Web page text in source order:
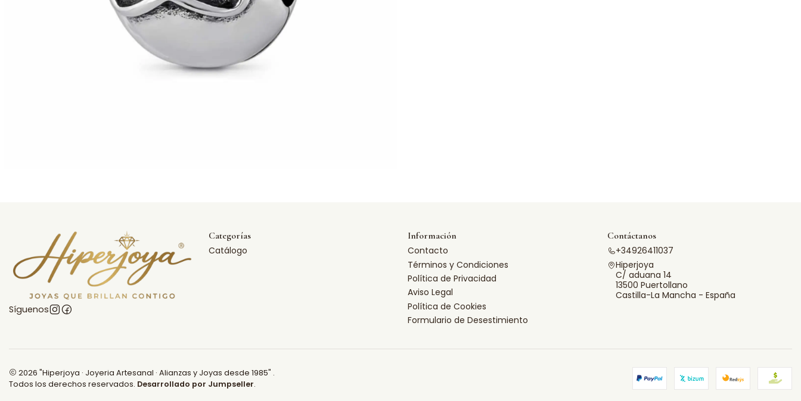
Síguenos
Categorías
Catálogo
Información
Contacto
Términos y Condiciones
Política de Privacidad
Aviso Legal
Política de Cookies
Formulario de Desestimiento
Contáctanos
+34926411037
Hiperjoya
C/ aduana 14
13500 Puertollano
Castilla-La Mancha - España
2026 "Hiperjoya · Joyeria Artesanal · Alianzas y Joyas desde 1985" .
Todos los derechos reservados. Desarrollado por Jumpseller.